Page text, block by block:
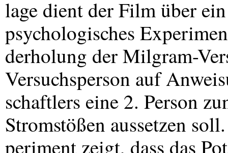
lage dient der Film über
psychologisches
derholung der Milgram-
Versuchsperson auf
schaftlers eine 2. Person
Stromstößen aussetzen
periment zeigt, dass das